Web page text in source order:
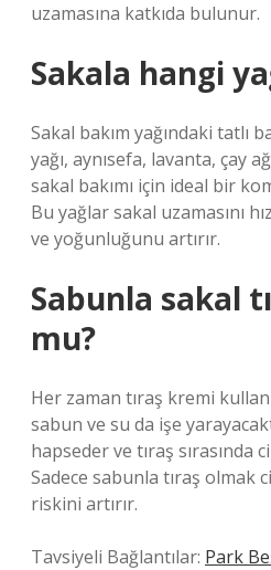
uzamasına katkıda bulunur.
Sakala hangi
Sakal bakım yağındaki tatlı
yağı, aynısefa, lavanta, çay
sakal bakımı için ideal bir
Bu yağlar sakal uzamasını
ve yoğunluğunu artırır.
Sabunla sakal
mu?
Her zaman tıraş kremi
sabun ve su da işe
hapseder ve tıraş
Sadece sabunla tıraş olmak
riskini artırır.
Tavsiyeli Bağlantılar: Park